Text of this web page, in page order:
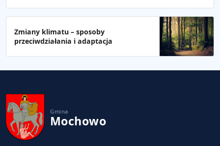
Zmiany klimatu – sposoby
przeciwdziałania i adaptacja
Gmina
Mochowo